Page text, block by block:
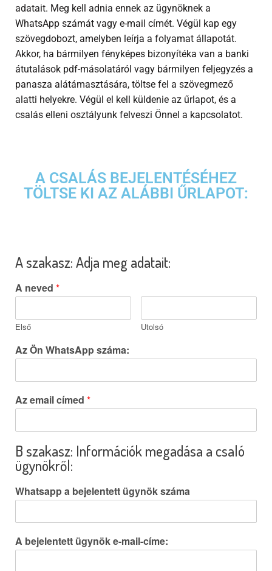
adatait. Meg kell adnia ennek az ügynöknek a
WhatsApp számát vagy e-mail címét. Végül kap egy
szövegdobozt, amelyben leírja a folyamat állapotát.
Akkor, ha bármilyen fényképes bizonyítéka van a banki
átutalások pdf-másolatáról vagy bármilyen feljegyzés a
panasza alátámasztására, töltse fel a szövegmező
alatti helyekre. Végül el kell küldenie az űrlapot, és a
csalás elleni osztályunk felveszi Önnel a kapcsolatot.
A CSALÁS BEJELENTÉSÉHEZ
TÖLTSE KI AZ ALÁBBI ŰRLAPOT:
A szakasz: Adja meg adatait:
A neved *
Első Utolsó
Az Ön WhatsApp száma:
Az email címed *
B szakasz: Információk megadása a csaló
ügynökről:
Whatsapp a bejelentett ügynök száma
A bejelentett ügynök e-mail-címe: